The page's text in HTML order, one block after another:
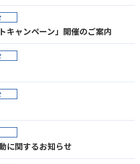
キャンペーン」開催のご案内
に関するお知らせ